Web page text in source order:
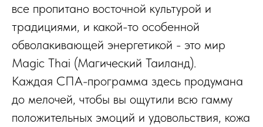
все пропитано восточной культурой и
традициями, и какой-то особенной
обволакивающей энергетикой - это мир
Magic Thai (Магический Таиланд).
Каждая СПА-программа здесь продумана
до мелочей, чтобы вы ощутили всю гамму
положительных эмоций и удовольствия, кожа